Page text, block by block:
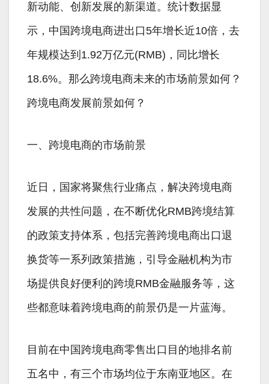
新动能、创新发展的新渠道。统计数据显
示，中国跨境电商进出口5年增长近10倍，去
年规模达到1.92万亿元(RMB)，同比增长
18.6%。那么跨境电商未来的市场前景如何？
跨境电商发展前景如何？
一、跨境电商的市场前景
近日，国家将聚焦行业痛点，解决跨境电商
发展的共性问题，在不断优化RMB跨境结算
的政策支持体系，包括完善跨境电商出口退
换货等一系列政策措施，引导金融机构为市
场提供良好便利的跨境RMB金融服务等，这
些都意味着跨境电商的前景仍是一片蓝海。
目前在中国跨境电商零售出口目的地排名前
五名中，有三个市场均位于东南亚地区。在